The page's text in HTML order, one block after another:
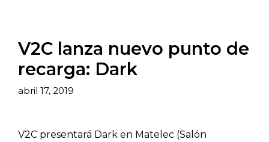
V2C lanza nuevo punto de
recarga: Dark
abril 17, 2019
V2C presentará Dark en Matelec (Salón